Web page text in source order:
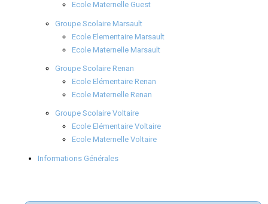
Ecole Maternelle Guest
Groupe Scolaire Marsault
Ecole Elementaire Marsault
Ecole Maternelle Marsault
Groupe Scolaire Renan
Ecole Elémentaire Renan
Ecole Maternelle Renan
Groupe Scolaire Voltaire
Ecole Elémentaire Voltaire
Ecole Maternelle Voltaire
Informations Générales